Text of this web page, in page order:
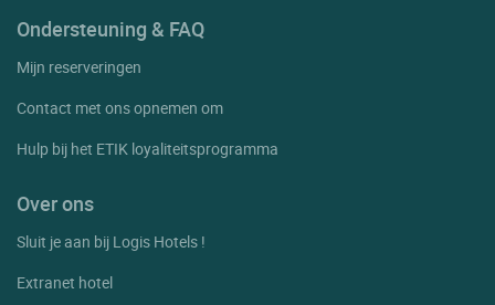
Ondersteuning & FAQ
Mijn reserveringen
Contact met ons opnemen om
Hulp bij het ETIK loyaliteitsprogramma
Over ons
Sluit je aan bij Logis Hotels !
Extranet hotel